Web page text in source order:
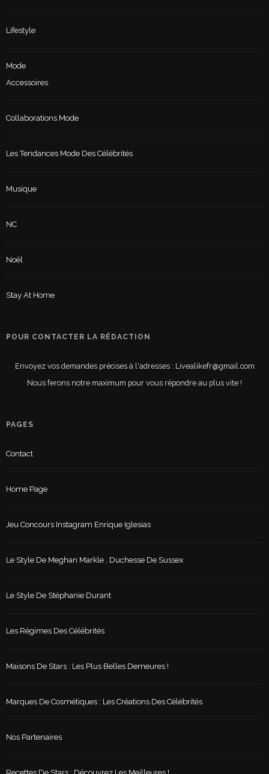
Lifestyle
Mode
Accessoires
Collaborations Mode
Les Tendances Mode Des Célébrités
Musique
NC
Noël
Stay At Home
POUR CONTACTER LA RÉDACTION
Envoyez vos demandes précises à l'adresses : Livealikefr@gmail.com
Nous ferons notre maximum pour vous répondre au plus vite !
PAGES
Contact
Home Page
Jeu Concours Instagram Enrique Iglesias
Le Style De Meghan Markle , Duchesse De Sussex
Le Style De Stéphanie Durant
Les Régimes Des Célébrités
Maisons De Stars : Les Plus Belles Demeures !
Marques De Cosmétiques : Les Créations Des Célébrités
Nos Partenaires